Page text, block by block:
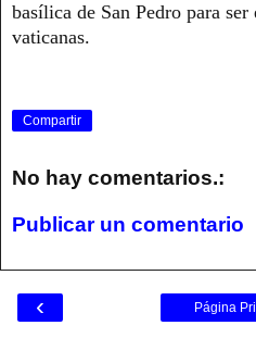
basílica de San Pedro para
vaticanas.
Compartir
No hay comentarios.:
Publicar un comentario
‹ Página